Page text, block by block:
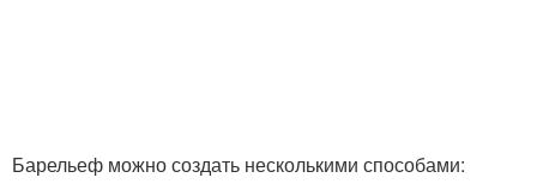
Барельеф можно создать несколькими способами: